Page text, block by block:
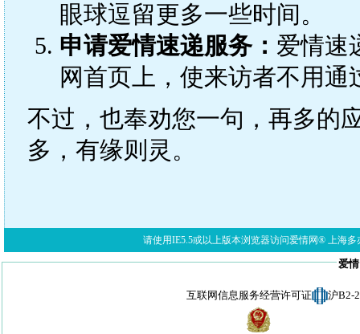
眼球逗留更多一些时间。
申请爱情速递服务： 爱情速
网首页上，使来访者不用
不过，也奉劝您一句，再多的
多，有缘则灵。
请使用IE5.5或以上版本浏览器访问爱情网® 上海多
爱
互联网信息服务经营许可证 沪B2-